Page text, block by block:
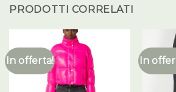
PRODOTTI CORRELATI
In offerta! In